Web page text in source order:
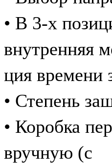
• В 3-х
внутренняя
ция времени
• Степень
• Коробка
вручную (с